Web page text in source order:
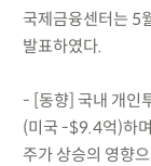
국제금융센터는 5
발표하였다.
- [동향] 국내 개인
(미국 -$9.4억)하
주가 상승의 영향